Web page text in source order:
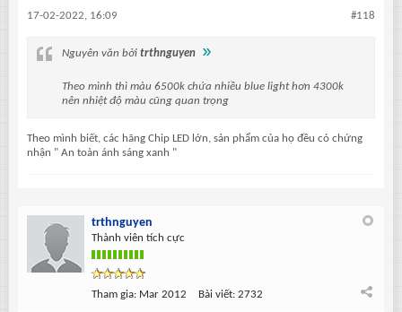
#118
17-02-2022, 16:09
Nguyên văn bởi trthnguyen
Theo mình thì màu 6500k chứa nhiều blue light hơn 4300k
nên nhiệt độ màu cũng quan trọng
Theo mình biết, các hãng Chip LED lớn, sản phẩm của họ đều có chứng
nhận " An toàn ánh sáng xanh "
trthnguyen
Thành viên tích cực
Tham gia: Mar 2012 Bài viết: 2732